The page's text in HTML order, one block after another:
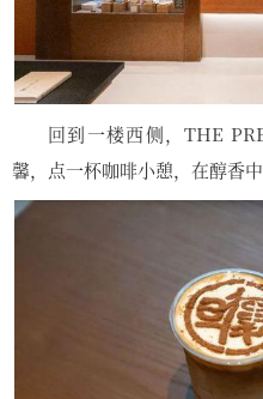
回到一楼西侧，THE
馨，点一杯咖啡小憩，在醇香中